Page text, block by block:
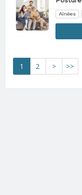
Aînées
1 2 > >>